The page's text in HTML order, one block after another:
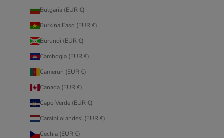
Bulgaria (EUR €)
Burkina Faso (EUR €)
Burundi (EUR €)
Cambogia (EUR €)
Camerun (EUR €)
Canada (EUR €)
Capo Verde (EUR €)
Caraibi olandesi (EUR €)
Cechia (EUR €)